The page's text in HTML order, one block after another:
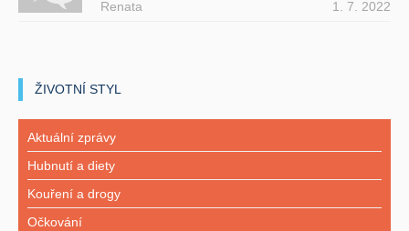
Renata 1. 7. 2022
ŽIVOTNÍ STYL
Aktuální zprávy
Hubnutí a diety
Kouření a drogy
Očkování